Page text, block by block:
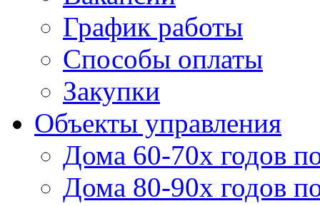
График работы
Способы оплаты
Закупки
Объекты управления
Дома 60-70х годов
Дома 80-90х годов